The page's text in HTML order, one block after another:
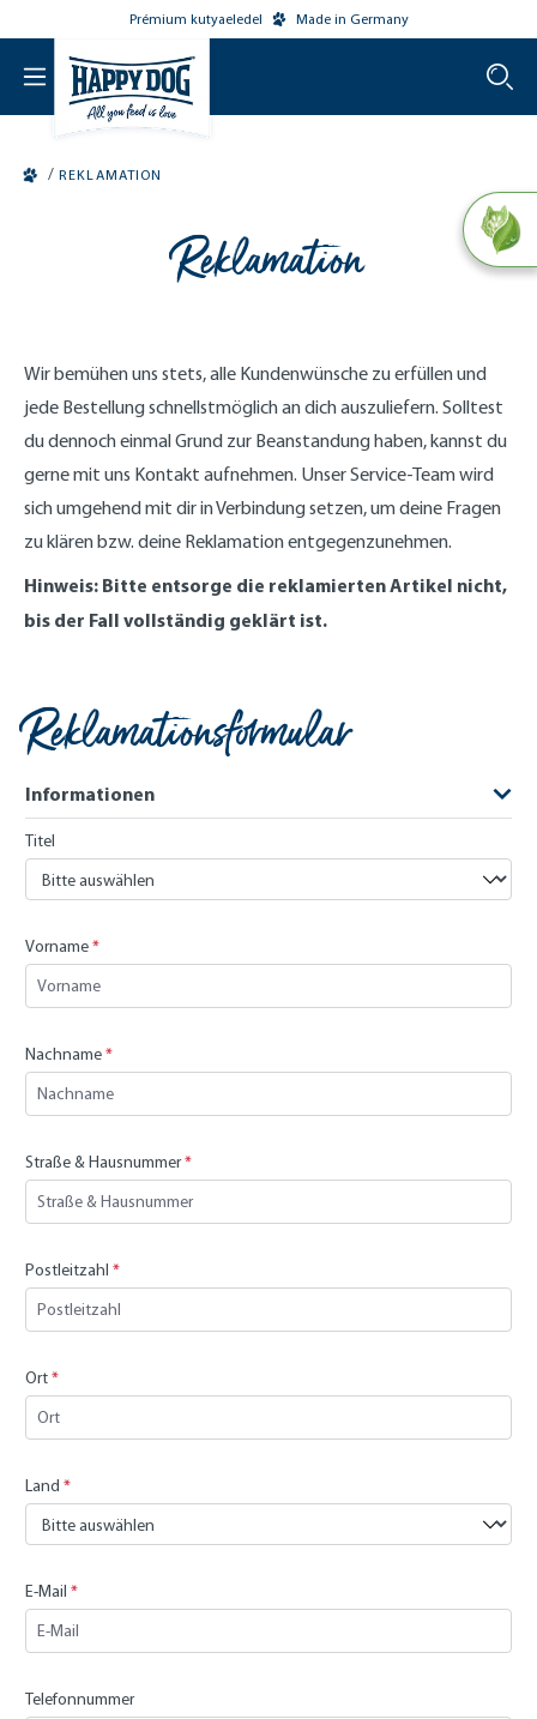
Prémium kutyaeledel Made in Germany
/ REKLAMATION
Reklamation
Wir bemühen uns stets, alle Kundenwünsche zu erfüllen und
jede Bestellung schnellstmöglich an dich auszuliefern. Solltest
du dennoch einmal Grund zur Beanstandung haben, kannst du
gerne mit uns Kontakt aufnehmen. Unser Service-Team wird
sich umgehend mit dir in Verbindung setzen, um deine Fragen
zu klären bzw. deine Reklamation entgegenzunehmen.
Hinweis: Bitte entsorge die reklamierten Artikel nicht,
bis der Fall vollständig geklärt ist.
Reklamationsformular
Informationen
Titel
Vorname*
Nachname*
Straße & Hausnummer*
Postleitzahl *
Ort*
Land *
E-Mail *
Telefonnummer